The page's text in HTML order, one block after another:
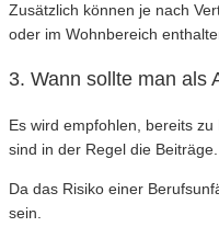
Zusätzlich können je nach
oder im Wohnbereich
3. Wann sollte man als
Es wird empfohlen, bereits
sind in der Regel die
Da das Risiko einer
sein.